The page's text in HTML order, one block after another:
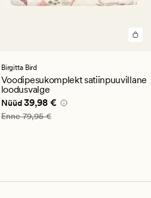
Birgitta Bird
Voodipesukomplekt satiinpuuvillane
loodusvalge
Nåværende pris_ee
Nüüd 39,98 €
Vanlig pris_ee
Enne79,95 €